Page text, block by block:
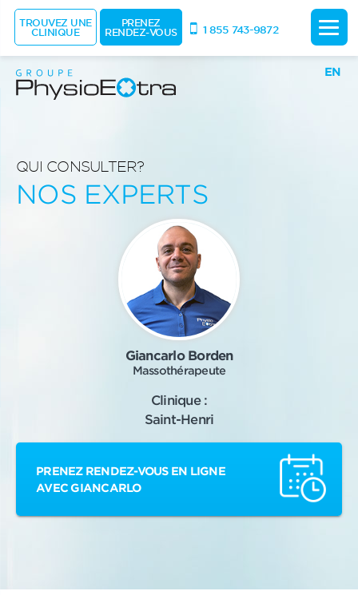
EN
QUI CONSULTER?
NOS EXPERTS
Giancarlo Borden
Massothérapeute
Clinique :
Saint-Henri
PRENEZ RENDEZ-VOUS EN LIGNE
AVEC GIANCARLO
TROUVEZ UNE
CLINIQUE
PRENEZ
RENDEZ-VOUS 1 855 743-9872